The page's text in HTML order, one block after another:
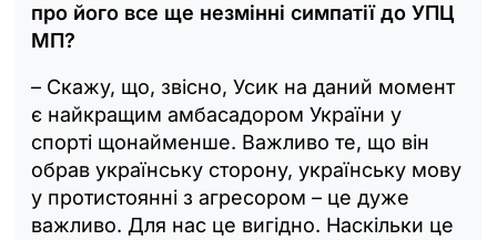
про його все ще незмінні симпатії до УПЦ
МП?
– Скажу, що, звісно, Усик на даний момент
є найкращим амбасадором України у
спорті щонайменше. Важливо те, що він
обрав українську сторону, українську мову
у протистоянні з агресором – це дуже
важливо. Для нас це вигідно. Наскільки це